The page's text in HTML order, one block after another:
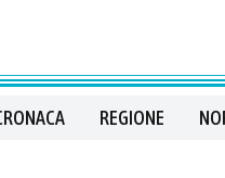
REGIONE